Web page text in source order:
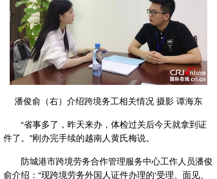
潘俊俞（右）介绍跨境务工相关情况 摄影 谭海东
“省事多了，昨天来办，体检过关后今天就拿到证
件了。”刚办完手续的越南人黄氏梅说。
防城港市跨境劳务合作管理服务中心工作人员潘俊
俞介绍：“现跨境劳务外国人证件办理的‘受理、面见、